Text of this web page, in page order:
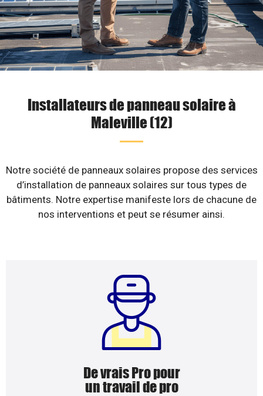
Installateurs de panneau solaire à
Maleville (12)
Notre société de panneaux solaires propose des services
d’installation de panneaux solaires sur tous types de
bâtiments. Notre expertise manifeste lors de chacune de
nos interventions et peut se résumer ainsi.
De vrais Pro pour
un travail de pro